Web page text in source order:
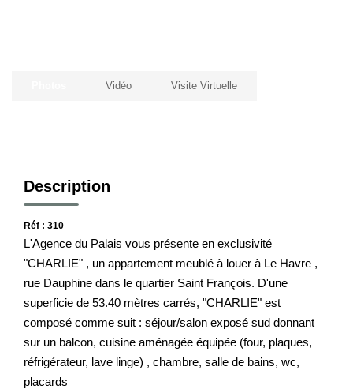
LE HAVRE ET SES QUARTIERS
Vidéo Visite Virtuelle
Description
Réf : 310
L'Agence du Palais vous présente en exclusivité
"CHARLIE" , un appartement meublé à louer à Le Havre ,
rue Dauphine dans le quartier Saint François. D'une
superficie de 53.40 mètres carrés, "CHARLIE" est
composé comme suit : séjour/salon exposé sud donnant
sur un balcon, cuisine aménagée équipée (four, plaques,
réfrigérateur, lave linge) , chambre, salle de bains, wc,
placards